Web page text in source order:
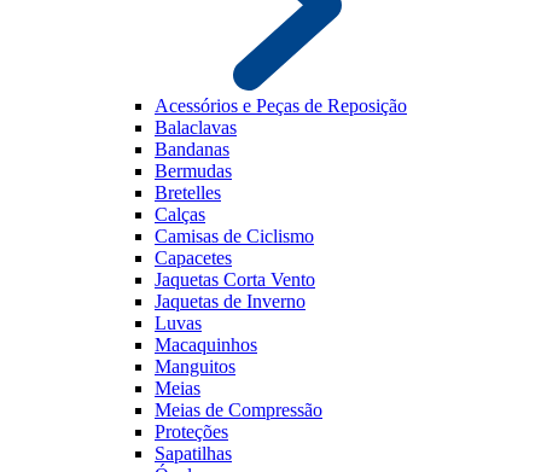
Acessórios e Peças de Reposição
Balaclavas
Bandanas
Bermudas
Bretelles
Calças
Camisas de Ciclismo
Capacetes
Jaquetas Corta Vento
Jaquetas de Inverno
Luvas
Macaquinhos
Manguitos
Meias
Meias de Compressão
Proteções
Sapatilhas